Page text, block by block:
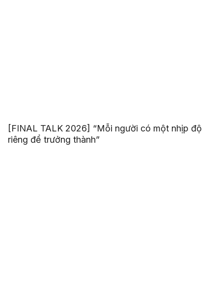
[FINAL TALK 2026] “Mỗi người có một nhịp độ
riêng để trưởng thành”